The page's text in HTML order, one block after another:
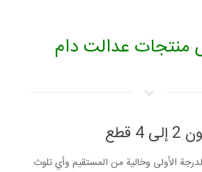
عدالت دام
4 قطع
الأولى وخالية من المستقيم وأي تلوث